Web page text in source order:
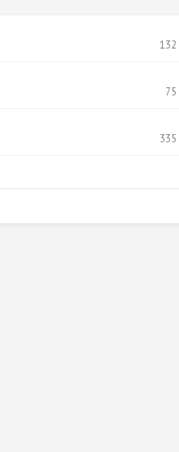
132
75
335